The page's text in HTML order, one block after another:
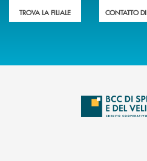
TROVA LA FILIALE CONTATTO